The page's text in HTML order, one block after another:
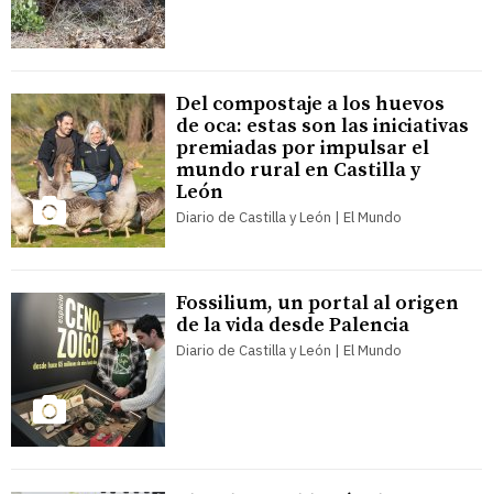
Del compostaje a los huevos
de oca: estas son las iniciativas
premiadas por impulsar el
mundo rural en Castilla y
León
Diario de Castilla y León | El Mundo
Fossilium, un portal al origen
de la vida desde Palencia
Diario de Castilla y León | El Mundo